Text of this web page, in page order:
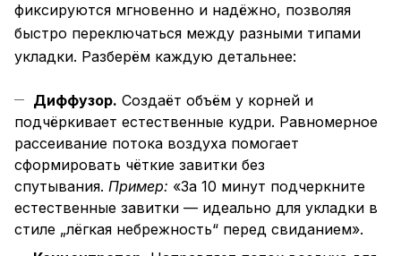
фиксируются мгновенно и надёжно, позволяя
быстро переключаться между разными типами
укладки. Разберём каждую детальнее:
Диффузор. Создаёт объём у корней и
подчёркивает естественные кудри. Равномерное
рассеивание потока воздуха помогает
сформировать чёткие завитки без
спутывания. Пример: «За 10 минут подчеркните
естественные завитки — идеально для укладки в
стиле „лёгкая небрежность“ перед свиданием».